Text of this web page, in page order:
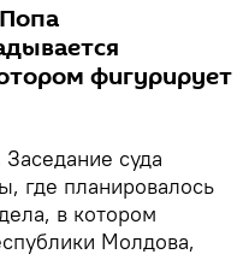
фигурирует
Заседание суда
где планировалось
в котором
Молдова,